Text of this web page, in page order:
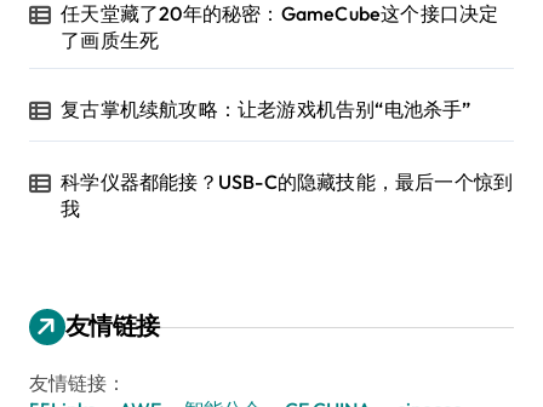
任天堂藏了20年的秘密：GameCube这个接口决定
了画质生死
复古掌机续航攻略：让老游戏机告别“电池杀手”
科学仪器都能接？USB-C的隐藏技能，最后一个惊到
我
友情链接
友情链接：